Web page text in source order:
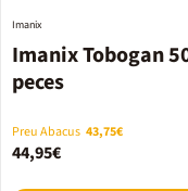
Imanix Tobogan
peces
Imanix
Preu Abacus 43,75€
44,95€